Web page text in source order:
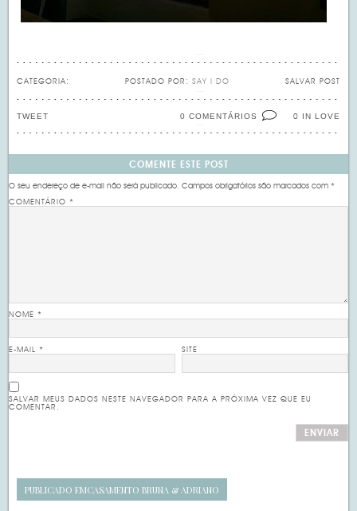
CATEGORIA: SALVAR POST
POSTADO POR: SAY I DO
0 IN LOVE
0 COMENTÁRIOS
TWEET
COMENTE ESTE POST
O seu endereço de e-mail não será publicado. Campos obrigatórios são marcados com*
COMENTÁRIO*
NOME*
E-MAIL* SITE
SALVAR MEUS DADOS NESTE NAVEGADOR PARA A PRÓXIMA VEZ QUE EU
COMENTAR.
PUBLICADO EMCASAMENTO BRUNA & ADRIANO